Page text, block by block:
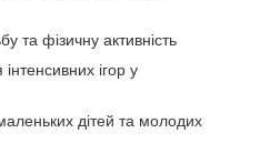
та фізичну активність
ігор у
дітей та молодих